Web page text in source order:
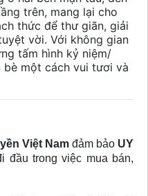
trên, mang lại cho
thức để thư giãn, giải
vời. Với không gian
tấm hình kỷ niệm/
bè một cách vui tươi và
Việt Nam đảm bảo UY
đầu trong việc mua bán,